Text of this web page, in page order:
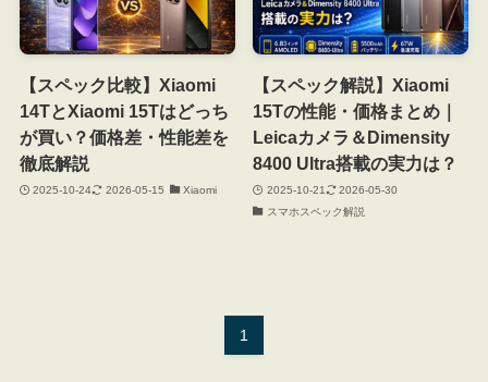
【スペック比較】Xiaomi
14TとXiaomi 15Tはどっち
が買い？価格差・性能差を
徹底解説
2025-10-24 2026-05-15 Xiaomi
【スペック解説】Xiaomi
15Tの性能・価格まとめ｜
Leicaカメラ＆Dimensity
8400 Ultra搭載の実力は？
2025-10-21
2026-05-30
スマホスペック解説
1